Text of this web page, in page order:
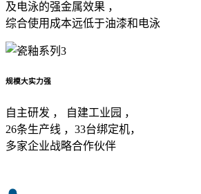
及电泳的强金属效果 ，
综合使用成本远低于油漆和电泳
规模大实力强
自主研发 ， 自建工业园 ，
26条生产线 ，33台绑定机，
多家企业战略合作伙伴